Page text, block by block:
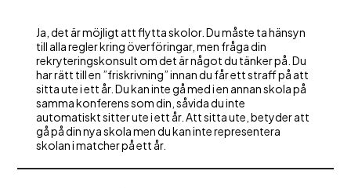
Ja, det är möjligt att flytta skolor. Du måste ta hänsyn
till alla regler kring överföringar, men fråga din
rekryteringskonsult om det är något du tänker på. Du
har rätt till en ”friskrivning” innan du får ett straff på att
sitta ute i ett år. Du kan inte gå med i en annan skola på
samma konferens som din, såvida du inte
automatiskt sitter ute i ett år. Att sitta ute, betyder att
gå på din nya skola men du kan inte representera
skolan i matcher på ett år.